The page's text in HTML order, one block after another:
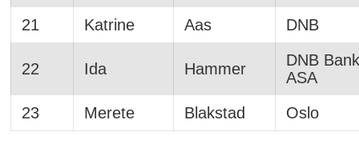
21 Katrine Aas DNB
22 Ida Hammer
DNB Bank
ASA
23
Merete Blakstad Oslo